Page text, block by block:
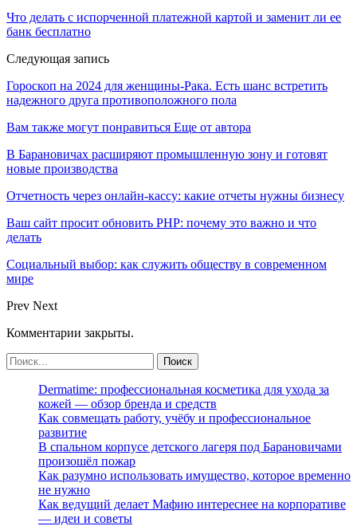
Что делать с испорченной платежной картой и заменит ли ее
банк бесплатно
Следующая запись
Гороскоп на 2024 для женщины-Рака. Есть шанс встретить
надежного друга противоположного пола
Вам также могут понравиться Еще от автора
В Барановичах расширяют промышленную зону и готовят
новые производства
Отчетность через онлайн-кассу: какие отчеты нужны бизнесу
Ваш сайт просит обновить PHP: почему это важно и что
делать
Социальный выбор: как служить обществу в современном
мире
Prev Next
Комментарии закрыты.
Dermatime: профессиональная косметика для ухода за
кожей — обзор бренда и средств
Как совмещать работу, учёбу и профессиональное
развитие
В спальном корпусе детского лагеря под Барановичами
произошёл пожар
Как разумно использовать имущество, которое временно
не нужно
Как ведущий делает Мафию интереснее на корпоративе
— идеи и советы